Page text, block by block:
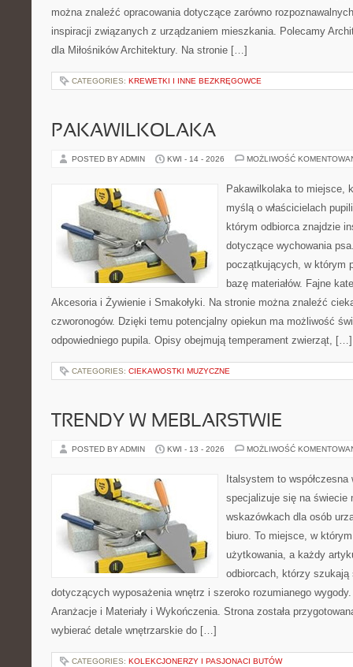
można znaleźć opracowania dotyczące zarówno
inspiracji związanych z urządzaniem mieszkania. Polecamy
dla Miłośników Architektury. Na stronie […]
CATEGORIES: KREWETKI I INNE BEZKRĘGOWCE
PAKAWILKOLAKA
POSTED BY ADMIN KWI - 14 - 2026 MOŻLIWOŚĆ
Pakawilkolaka to miejsce,
myślą o właścicielach
którym odbiorca znajdzie
dotyczące wychowania
początkujących, w którym
bazę materiałów. Fajne
Akcesoria i Żywienie i Smakołyki. Na stronie można znaleźć
czworonogów. Dzięki temu potencjalny opiekun ma możliwość
odpowiedniego pupila. Opisy obejmują temperament zwierząt, […]
CATEGORIES: CIEKAWOSTKI MUZYCZNE
TRENDY W MEBLARSTWIE
POSTED BY ADMIN KWI - 13 - 2026 MOŻLIWOŚĆ
Italsystem to
specjalizuje się na świecie
wskazówkach dla osób
biuro. To miejsce, w
użytkowania, a każdy
odbiorcach, którzy szukają
dotyczących wyposażenia wnętrz i szeroko rozumianego
Aranżacje i Materiały i Wykończenia. Strona została
wybierać detale wnętrzarskie do […]
CATEGORIES: KOLEKCJONERZY I PASJONACI BUTÓW